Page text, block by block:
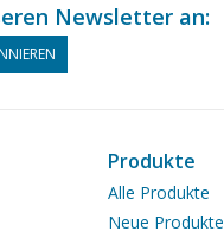
Newsletter an:
Produkte
Alle Produkte
Neue Produkte